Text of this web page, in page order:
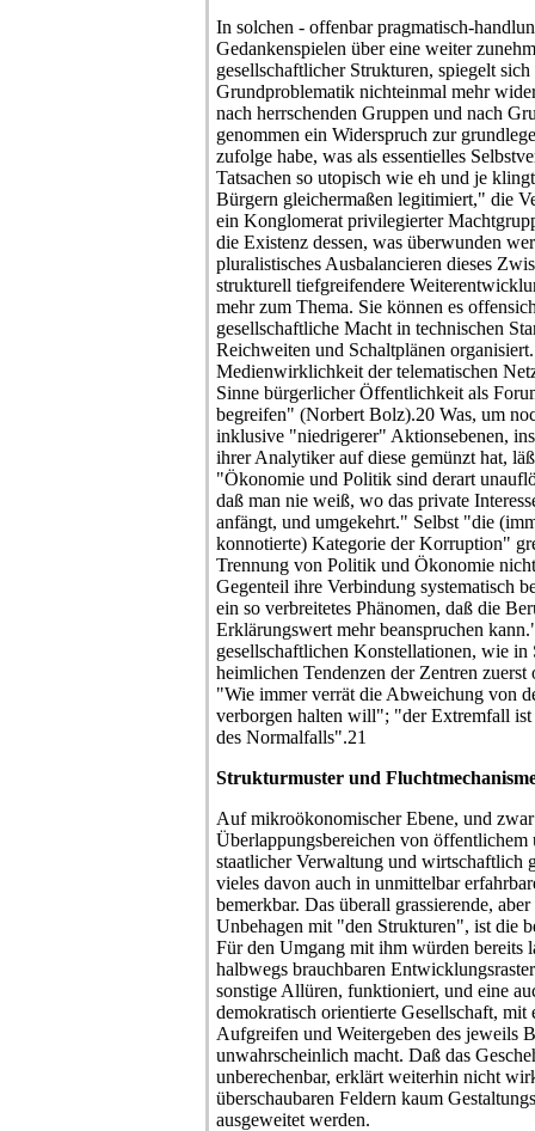
In solchen - offenbar pragmatisch-
Gedankenspielen über eine weiter
gesellschaftlicher Strukturen, spiegelt
Grundproblematik nichteinmal mehr
nach herrschenden Gruppen und nach
genommen ein Widerspruch zur
zufolge habe, was als essentielles
Tatsachen so utopisch wie eh und je
Bürgern gleichermaßen legitimiert," die
ein Konglomerat privilegierter
die Existenz dessen, was überwunden
pluralistisches Ausbalancieren dieses
strukturell tiefgreifendere
mehr zum Thema. Sie können es
gesellschaftliche Macht in technischen
Reichweiten und Schaltplänen
Medienwirklichkeit der telematischen
Sinne bürgerlicher Öffentlichkeit als
begreifen" (Norbert Bolz).20 Was, um
inklusive "niedrigerer" Aktionsebenen,
ihrer Analytiker auf diese gemünzt hat,
"Ökonomie und Politik sind derart
daß man nie weiß, wo das private
anfängt, und umgekehrt." Selbst "die
konnotierte) Kategorie der Korruption"
Trennung von Politik und Ökonomie
Gegenteil ihre Verbindung systematisch
ein so verbreitetes Phänomen, daß die
Erklärungswert mehr beanspruchen
gesellschaftlichen Konstellationen, wie
heimlichen Tendenzen der Zentren
"Wie immer verrät die Abweichung von
verborgen halten will"; "der Extremfall
des Normalfalls".21
Strukturmuster und
Auf mikroökonomischer Ebene, und
Überlappungsbereichen von
staatlicher Verwaltung und wirtschaftlich
vieles davon auch in unmittelbar
bemerkbar. Das überall grassierende,
Unbehagen mit "den Strukturen", ist die
Für den Umgang mit ihm würden bereits
halbwegs brauchbaren
sonstige Allüren, funktioniert, und eine
demokratisch orientierte Gesellschaft, mit
Aufgreifen und Weitergeben des jeweils
unwahrscheinlich macht. Daß das
unberechenbar, erklärt weiterhin nicht
überschaubaren Feldern kaum
ausgeweitet werden.